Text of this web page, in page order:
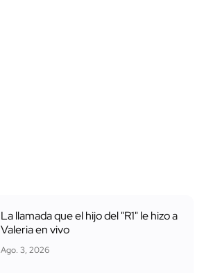
La llamada que el hijo del "R1" le hizo a
Valeria en vivo
Ago. 3, 2026